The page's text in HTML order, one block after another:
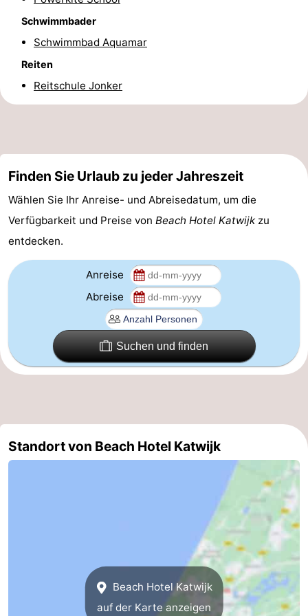
Forum
Route
Adressen
Region
Nordholland
-
Natur
-
Zee
Alkmaar
-
aan
Zee
Noordhollands
duinreservaat
-
Wijk
-
Schwimmbader
Schwimmbad Aquamar
Reiten
Reitschule Jonker
Finden Sie Urlaub zu jeder Jahreszeit
Wählen Sie Ihr Anreise- und Abreisedatum, um die
Verfügbarkeit und Preise von Beach Hotel Katwijk zu
entdecken.
Anreise
Abreise
Suchen und finden
Standort von Beach Hotel Katwijk
Beach Hotel Katwijk
auf der Karte anzeigen